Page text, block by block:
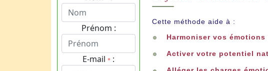
Cette méthode aide à :
Harmoniser vos émotions
Activer votre potentiel
Prénom :
E-mail * :